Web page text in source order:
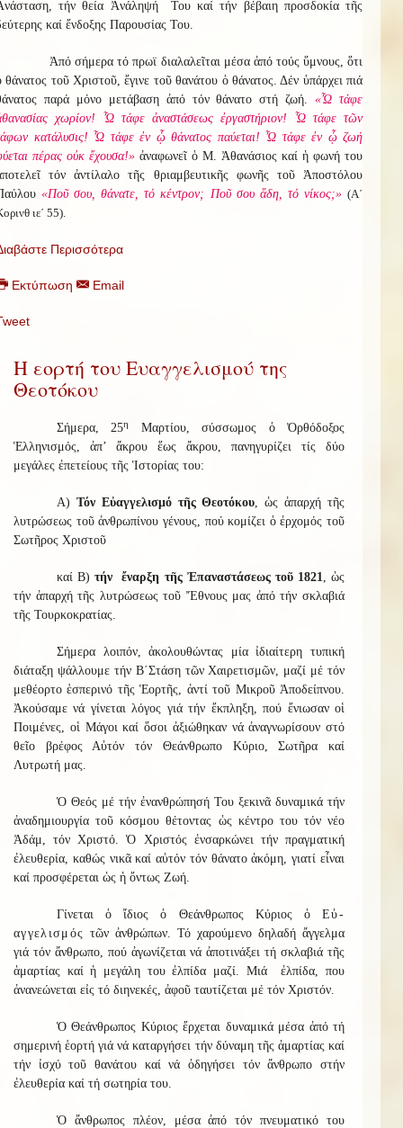
τήν θεία Ἀνάληψή Του καί τήν βέβαιη προσδοκία τῆς
καί ἔνδοξης Παρουσίας Του.
Ἀπό σήμερα τό πρωϊ διαλαλεῖται μέσα ἀπό τούς ὕμνους, ὅτι
θάνατος τοῦ Χριστοῦ, ἔγινε τοῦ θανάτου ὁ θάνατος. Δέν ὑπάρχει πιά
παρά μόνο μετάβαση ἀπό τόν θάνατο στή ζωή.«Ὦ τάφε
χωρίον! Ὦ τάφε ἀναστάσεως ἐργαστήριον! Ὦ τάφε τῶν
κατάλυσις! Ὦ τάφε ἐν ᾧ θάνατος παύεται! Ὦ τάφε ἐν ᾧ ζωή
πέρας οὐκ ἔχουσα!» ἀναφωνεῖ ὁ Μ. Ἀθανάσιος καί ἡ φωνή του
τόν ἀντίλαλο τῆς θριαμβευτικῆς φωνῆς τοῦ Ἀποστόλου
«Ποῦ σου, θάνατε, τό κέντρον; Ποῦ σου ἅδη, τό νίκος;» (Α΄
ιε΄ 55).
Περισσότερα
Εκτύπωση Email
Η εορτή του Ευαγγελισμού της
Θεοτόκου
Σήμερα, 25η
Μαρτίου, σύσσωμος ὁ Ὀρθόδοξος
Ἑλληνισμός, ἀπ’ ἄκρου ἕως ἄκρου, πανηγυρίζει τίς δύο
μεγάλες ἐπετείους τῆς Ἱστορίας του:
Α) Τόν Εὐαγγελισμό τῆς Θεοτόκου, ὡς ἀπαρχή τῆς
λυτρώσεως τοῦ ἀνθρωπίνου γένους, πού κομίζει ὁ ἐρχομός τοῦ
Σωτῆρος Χριστοῦ
καί Β)τήν ἔναρξη τῆς Ἐπαναστάσεως τοῦ 1821, ὡς
τήν ἀπαρχή τῆς λυτρώσεως τοῦ Ἔθνους μας ἀπό τήν σκλαβιά
τῆς Τουρκοκρατίας.
Σήμερα λοιπόν, ἀκολουθώντας μία ἰδιαίτερη τυπική
διάταξη ψάλλουμε τήν Β΄Στάση τῶν Χαιρετισμῶν, μαζί μέ τόν
μεθέορτο ἑσπερινό τῆς Ἑορτῆς, ἀντί τοῦ Μικροῦ Ἀποδείπνου.
Ἀκούσαμε νά γίνεται λόγος γιά τήν ἔκπληξη, πού ἔνιωσαν οἱ
Ποιμένες, οἱ Μάγοι καί ὅσοι ἀξιώθηκαν νά ἀναγνωρίσουν στό
θεῖο βρέφος Αὐτόν τόν Θεάνθρωπο Κύριο, Σωτῆρα καί
Λυτρωτή μας.
Ὁ Θεός μέ τήν ἐνανθρώπησή Του ξεκινᾶ δυναμικά τήν
ἀναδημιουργία τοῦ κόσμου θέτοντας ὡς κέντρο του τόν νέο
Ἀδάμ, τόν Χριστό. Ὁ Χριστός ἐνσαρκώνει τήν πραγματική
ἐλευθερία, καθώς νικᾶ καί αὐτόν τόν θάνατο ἀκόμη, γιατί εἶναι
καί προσφέρεται ὡς ἡ ὄντως Ζωή.
Γίνεται ὁ ἴδιος ὁ Θεάνθρωπος Κύριος ὁ Εὐ-
αγγελισμός τῶν ἀνθρώπων. Τό χαρούμενο δηλαδή ἄγγελμα
γιά τόν ἄνθρωπο, πού ἀγωνίζεται νά ἀποτινάξει τή σκλαβιά τῆς
ἁμαρτίας καί ἡ μεγάλη του ἐλπίδα μαζί. Μιά ἐλπίδα, που
ἀνανεώνεται εἰς τό διηνεκές, ἀφοῦ ταυτίζεται μέ τόν Χριστόν.
Ὁ Θεάνθρωπος Κύριος ἔρχεται δυναμικά μέσα ἀπό τή
σημερινή ἑορτή γιά νά καταργήσει τήν δύναμη τῆς ἁμαρτίας καί
τήν ἰσχύ τοῦ θανάτου καί νά ὁδηγήσει τόν ἄνθρωπο στήν
ἐλευθερία καί τή σωτηρία του.
Ὁ ἄνθρωπος πλέον, μέσα ἀπό τόν πνευματικό του